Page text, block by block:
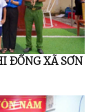
ĐỒNG XÃ SƠN